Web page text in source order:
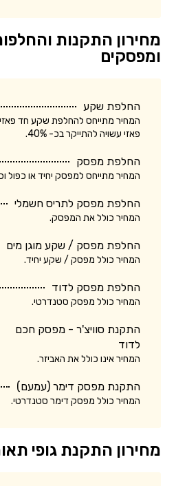
מחירון התקנות
ומפסקים
החלפת שקע
המחיר מתייחס להחלפת שקע חד
פאזי עשויה להתייקר בכ- 40%.
החלפת מפסק
המחיר מתייחס למפסק יחיד או כפול
החלפת מפסק לתריס חשמלי
המחיר כולל את המפסק.
החלפת מפסק / שקע מוגן מים
המחיר כולל מפסק / שקע יחיד.
החלפת מפסק לדוד
המחיר כולל מפסק סטנדרטי.
התקנת סוויצ'ר - מפסק חכם
לדוד
המחיר אינו כולל את האביזר.
התקנת מפסק דימר (עמעם)
המחיר כולל מפסק דימר סטנדרטי.
מחירון התקנת גופי